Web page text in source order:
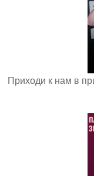
Приходи к нам в